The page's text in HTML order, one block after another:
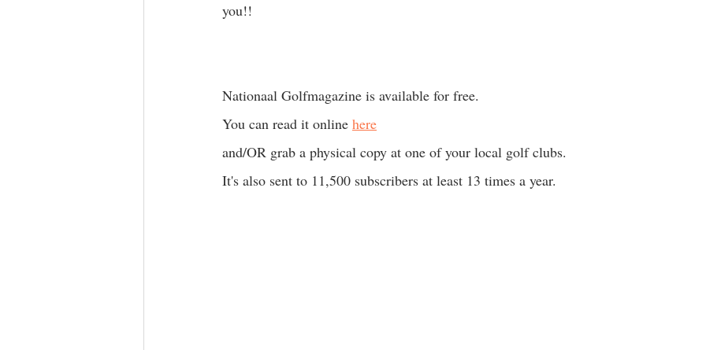
you!!
Nationaal Golfmagazine is available for free.
You can read it online here
and/OR grab a physical copy at one of your local golf clubs.
It's also sent to 11,500 subscribers at least 13 times a year.